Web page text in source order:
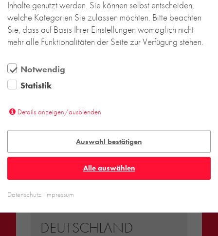
verkleidet, die das Ensemble optisch klar zu einer
Einheit verbindet.
Ziel des kirchlichen Bauherrn war es, auf seinem
mehrere Generationen gut vermietbare Architektur
zu schaffen. Diesem Anspruch wird das neue
hochwertigen Klinkerfassaden, mehr als gerecht.
Weitere Infos & Fotos finden Siehier.
Zum Blog
DEUTSCHLAND
Inhalte genutzt werden. Sie können selbst entscheiden,
welche Kategorien Sie zulassen möchten. Bitte beachten
Sie, dass auf Basis Ihrer Einstellungen womöglich nicht
mehr alle Funktionalitäten der Seite zur Verfügung stehen.
Notwendig
Statistik
Details anzeigen/ausblenden
Auswahl bestätigen
Alle auswählen
Datenschutz Impressum